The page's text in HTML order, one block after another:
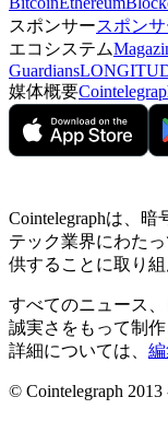
スポンサースポン
エコシステム
Guardians
媒体概要
Cointelegraphは、
テック業界にわた
供することに取り組
すべてのニュース
誠実さをもって制
詳細については、
© Cointelegraph 2013